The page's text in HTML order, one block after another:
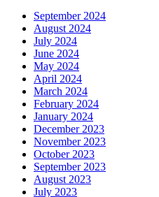
September 2024
August 2024
July 2024
June 2024
May 2024
April 2024
March 2024
February 2024
January 2024
December 2023
November 2023
October 2023
September 2023
August 2023
July 2023